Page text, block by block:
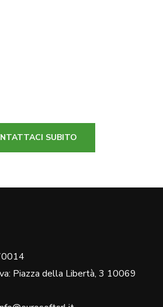
SUBITO
Piazza della Libertà, 3 10069